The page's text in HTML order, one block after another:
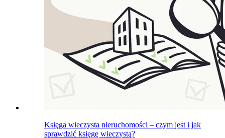
Księga wieczysta nieruchomości – czym jest i jak
sprawdzić księgę wieczystą?